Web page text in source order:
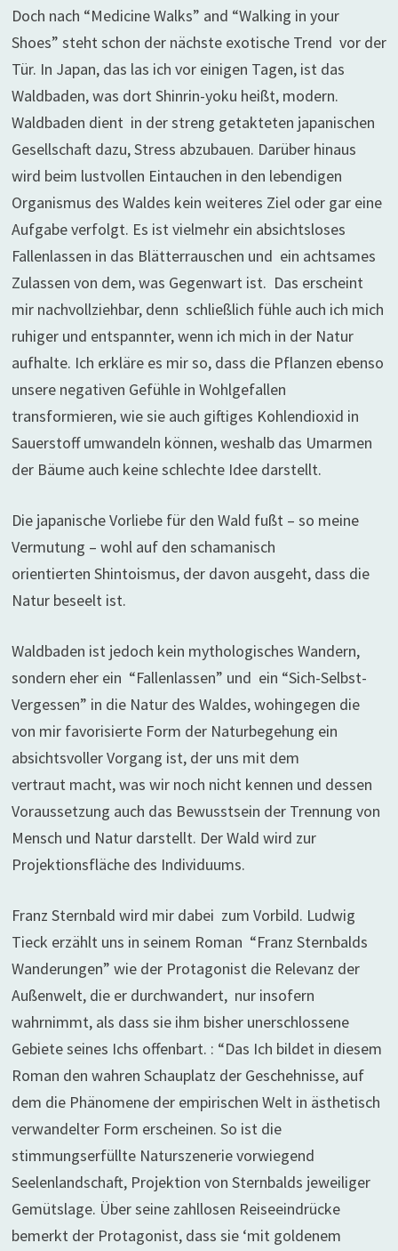
Doch nach “Medicine Walks” and “Walking in your
Shoes” steht schon der nächste exotische Trend vor der
Tür. In Japan, das las ich vor einigen Tagen, ist das
Waldbaden, was dort Shinrin-yoku heißt, modern.
Waldbaden dient in der streng getakteten japanischen
Gesellschaft dazu, Stress abzubauen. Darüber hinaus
wird beim lustvollen Eintauchen in den lebendigen
Organismus des Waldes kein weiteres Ziel oder gar eine
Aufgabe verfolgt. Es ist vielmehr ein absichtsloses
Fallenlassen in das Blätterrauschen und ein achtsames
Zulassen von dem, was Gegenwart ist. Das erscheint
mir nachvollziehbar, denn schließlich fühle auch ich mich
ruhiger und entspannter, wenn ich mich in der Natur
aufhalte. Ich erkläre es mir so, dass die Pflanzen ebenso
unsere negativen Gefühle in Wohlgefallen
transformieren, wie sie auch giftiges Kohlendioxid in
Sauerstoff umwandeln können, weshalb das Umarmen
der Bäume auch keine schlechte Idee darstellt.
Die japanische Vorliebe für den Wald fußt – so meine
Vermutung – wohl auf den schamanisch
orientierten Shintoismus, der davon ausgeht, dass die
Natur beseelt ist.
Waldbaden ist jedoch kein mythologisches Wandern,
sondern eher ein “Fallenlassen” und ein “Sich-Selbst-
Vergessen” in die Natur des Waldes, wohingegen die
von mir favorisierte Form der Naturbegehung ein
absichtsvoller Vorgang ist, der uns mit dem
vertraut macht, was wir noch nicht kennen und dessen
Voraussetzung auch das Bewusstsein der Trennung von
Mensch und Natur darstellt. Der Wald wird zur
Projektionsfläche des Individuums.
Franz Sternbald wird mir dabei zum Vorbild. Ludwig
Tieck erzählt uns in seinem Roman “Franz Sternbalds
Wanderungen” wie der Protagonist die Relevanz der
Außenwelt, die er durchwandert, nur insofern
wahrnimmt, als dass sie ihm bisher unerschlossene
Gebiete seines Ichs offenbart. : “Das Ich bildet in diesem
Roman den wahren Schauplatz der Geschehnisse, auf
dem die Phänomene der empirischen Welt in ästhetisch
verwandelter Form erscheinen. So ist die
stimmungserfüllte Naturszenerie vorwiegend
Seelenlandschaft, Projektion von Sternbalds jeweiliger
Gemütslage. Über seine zahllosen Reiseeindrücke
bemerkt der Protagonist, dass sie ‘mit goldenem